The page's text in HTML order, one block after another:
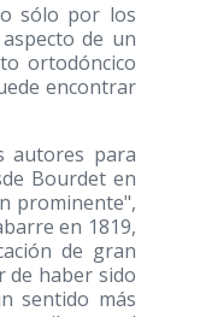
sólo por los
de un
ortodóncico
encontrar
autores para
Bourdet en
prominente",
en 1819,
de gran
de haber sido
sentido más